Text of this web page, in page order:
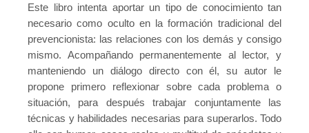
Este libro intenta aportar un tipo de conocimiento tan
necesario como oculto en la formación tradicional del
prevencionista: las relaciones con los demás y consigo
mismo. Acompañando permanentemente al lector, y
manteniendo un diálogo directo con él, su autor le
propone primero reflexionar sobre cada problema o
situación, para después trabajar conjuntamente las
técnicas y habilidades necesarias para superarlos. Todo